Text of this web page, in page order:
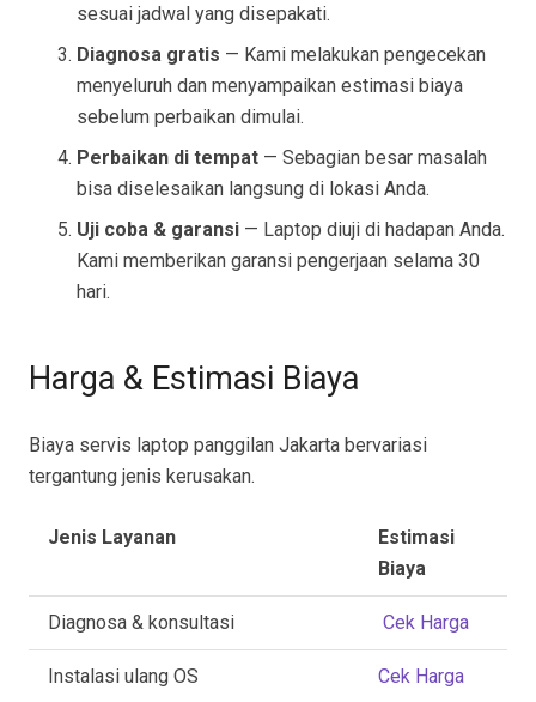
sesuai jadwal yang disepakati.
Diagnosa gratis — Kami melakukan pengecekan
menyeluruh dan menyampaikan estimasi biaya
sebelum perbaikan dimulai.
Perbaikan di tempat — Sebagian besar masalah
bisa diselesaikan langsung di lokasi Anda.
Uji coba & garansi — Laptop diuji di hadapan Anda.
Kami memberikan garansi pengerjaan selama 30
hari.
Harga & Estimasi Biaya
Biaya servis laptop panggilan Jakarta bervariasi
tergantung jenis kerusakan.
Jenis Layanan
Estimasi
Biaya
Diagnosa & konsultasi Cek Harga
Instalasi ulang OS Cek Harga